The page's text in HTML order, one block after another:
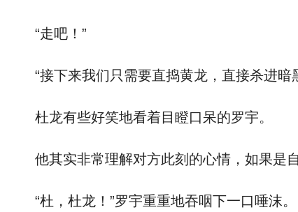
“走吧！”
“接下来我们只需要直捣黄龙，直接杀进暗
杜龙有些好笑地看着目瞪口呆的罗宇。
他其实非常理解对方此刻的心情，如果是自
“杜，杜龙！”罗宇重重地吞咽下一口唾沫。